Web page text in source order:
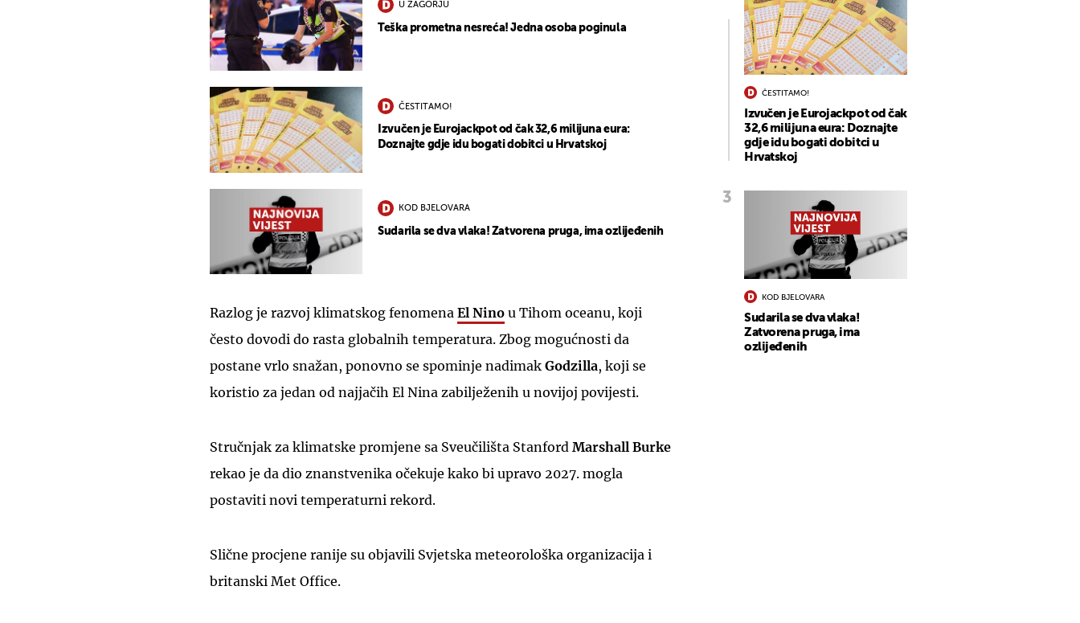
U ZAGORJU
Teška prometna nesreća! Jedna osoba poginula
ČESTITAMO!
Izvučen je Eurojackpot od čak 32,6 milijuna eura:
Doznajte gdje idu bogati dobitci u Hrvatskoj
KOD BJELOVARA
Sudarila se dva vlaka! Zatvorena pruga, ima ozlijeđenih
Razlog je razvoj klimatskog fenomena El Nino u Tihom oceanu, koji
često dovodi do rasta globalnih temperatura. Zbog mogućnosti da
postane vrlo snažan, ponovno se spominje nadimak Godzilla, koji se
koristio za jedan od najjačih El Nina zabilježenih u novijoj povijesti.
Stručnjak za klimatske promjene sa Sveučilišta Stanford Marshall Burke
rekao je da dio znanstvenika očekuje kako bi upravo 2027. mogla
postaviti novi temperaturni rekord.
Slične procjene ranije su objavili Svjetska meteorološka organizacija i
britanski Met Office.
ČESTITAMO!
Izvučen je Eurojackpot od čak
32,6 milijuna eura: Doznajte
gdje idu bogati dobitci u
Hrvatskoj
KOD BJELOVARA
Sudarila se dva vlaka!
Zatvorena pruga, ima
ozlijeđenih